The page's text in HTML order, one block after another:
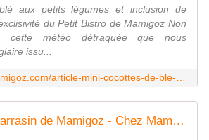
aux petits légumes et inclusion de
du Petit Bistro de Mamigoz Non
cette météo détraquée que nous
issu...
Petits Farz de sarrasin de Mamigoz - Chez Mamigoz